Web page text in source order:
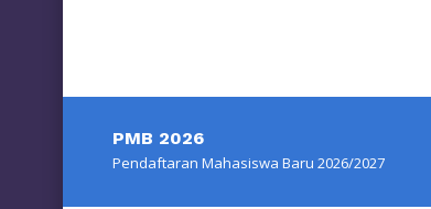
PMB 2026
Pendaftaran Mahasiswa Baru 2026/2027